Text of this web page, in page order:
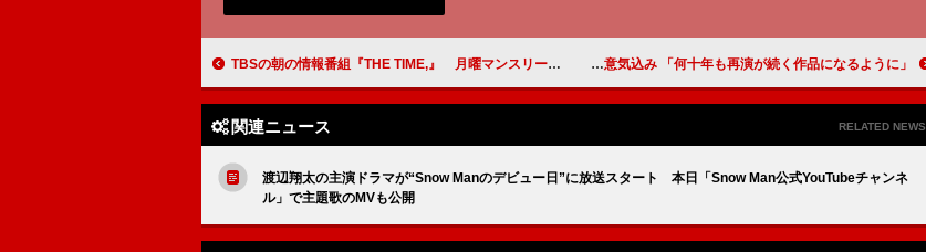
TBSの朝の情報番組『THE TIME,』 月曜マンスリーレギュラーに森口博子 井上芳雄、「ムーラン・ルージュ！」再演に意気込み 「何十年も再演が続く作品になるように」
関連ニュース RELATED NEWS
渡辺翔太の主演ドラマが“Snow Manのデビュー日”に放送スタート 本日「Snow Man公式YouTubeチャンネ
ル」で主題歌のMVも公開